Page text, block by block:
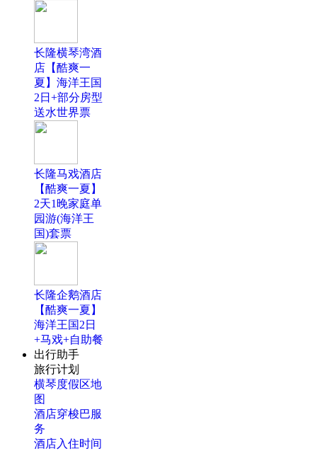
长隆横琴湾酒
店【酷爽一
夏】海洋王国
2日+部分房型
送水世界票
长隆马戏酒店
【酷爽一夏】
2天1晚家庭单
园游(海洋王
国)套票
长隆企鹅酒店
【酷爽一夏】
海洋王国2日
+马戏+自助餐
出行助手
旅行计划
横琴度假区地
图
酒店穿梭巴服
务
酒店入住时间